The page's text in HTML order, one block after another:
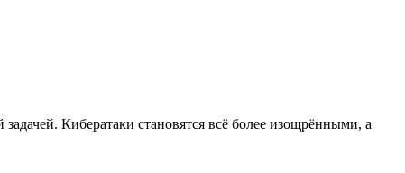
Кибератаки становятся всё более изощрёнными, а